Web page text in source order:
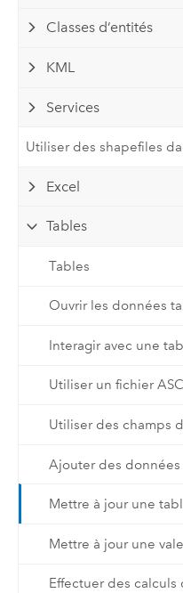
Classes d’entités
KML
Services
Utiliser des shapefiles
Excel
Tables
Tables
Ouvrir les données
Interagir avec une
Utiliser un fichier
Utiliser des champs
Ajouter des
Mettre à jour une
Mettre à jour une
Effectuer des calculs